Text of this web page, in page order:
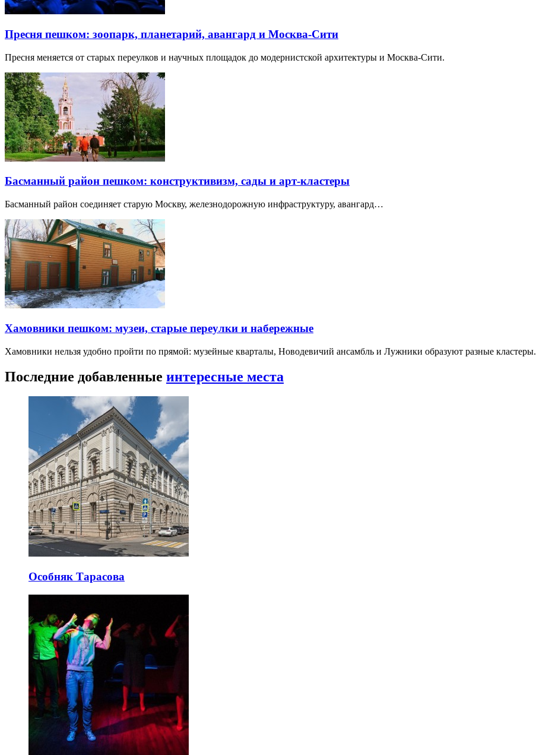
Пресня пешком: зоопарк, планетарий, авангард и Москва-Сити
Пресня меняется от старых переулков и научных площадок до модернистской архитектуры и Москва-Сити.
Басманный район пешком: конструктивизм, сады и арт-кластеры
Басманный район соединяет старую Москву, железнодорожную инфраструктуру, авангард…
Хамовники пешком: музеи, старые переулки и набережные
Хамовники нельзя удобно пройти по прямой: музейные кварталы, Новодевичий ансамбль и Лужники образуют разные кластеры.
Последние добавленные интересные места
Особняк Тарасова